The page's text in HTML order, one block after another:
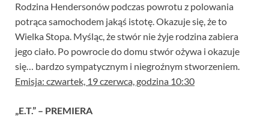
Rodzina Hendersonów podczas powrotu z polowania
potrąca samochodem jakąś istotę. Okazuje się, że to
Wielka Stopa. Myśląc, że stwór nie żyje rodzina zabiera
jego ciało. Po powrocie do domu stwór ożywa i okazuje
się… bardzo sympatycznym i niegroźnym stworzeniem.
Emisja: czwartek, 19 czerwca, godzina 10:30
„E.T.” – PREMIERA